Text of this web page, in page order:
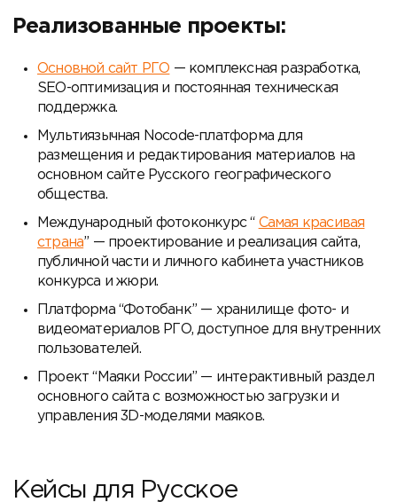
Реализованные проекты:
Основной сайт РГО — комплексная разработка,
SEO-оптимизация и постоянная техническая
поддержка.
Мультиязычная Nocode-платформа для
размещения и редактирования материалов на
основном сайте Русского географического
общества.
Международный фотоконкурс “ Самая красивая
страна” — проектирование и реализация сайта,
публичной части и личного кабинета участников
конкурса и жюри.
Платформа “Фотобанк” — хранилище фото- и
видеоматериалов РГО, доступное для внутренних
пользователей.
Проект “Маяки России” — интерактивный раздел
основного сайта с возможностью загрузки и
управления 3D-моделями маяков.
Кейсы для Русское